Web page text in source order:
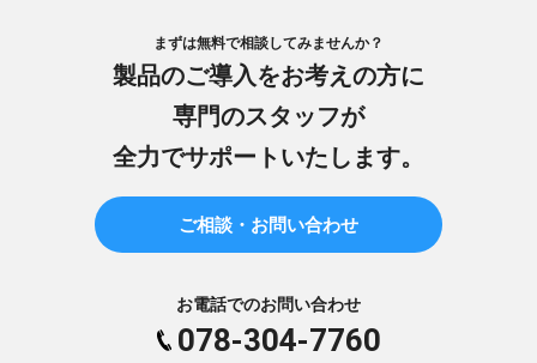
まずは無料で相談してみませんか？
製品のご導入をお考えの方に
専門のスタッフが
全力でサポートいたします。
ご相談・お問い合わせ
お電話でのお問い合わせ
078-304-7760